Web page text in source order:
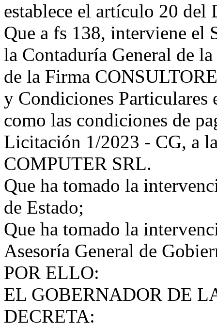
establece el artículo 20 del
Que a fs 138, interviene el
la Contaduría General de
de la Firma
y Condiciones Particulares
como las condiciones de
Licitación 1/2023 - CG, a
COMPUTER SRL.
Que ha tomado la
de Estado;
Que ha tomado la
Asesoría General de
POR ELLO:
EL GOBERNADOR DE
DECRETA: